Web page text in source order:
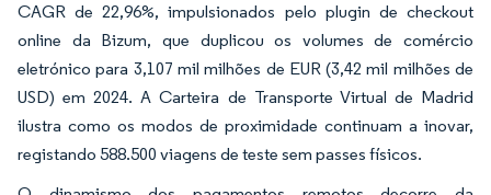
CAGR de 22,96%, impulsionados pelo plugin de checkout
online da Bizum, que duplicou os volumes de comércio
eletrónico para 3,107 mil milhões de EUR (3,42 mil milhões de
USD) em 2024. A Carteira de Transporte Virtual de Madrid
ilustra como os modos de proximidade continuam a inovar,
registando 588.500 viagens de teste sem passes físicos.